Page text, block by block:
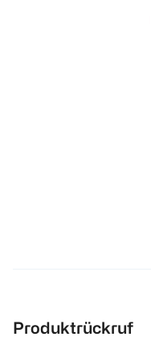
Produktrückruf